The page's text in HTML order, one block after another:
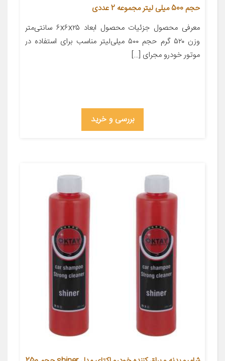
حجم 500 میلی لیتر مجموعه 2 عددی
معرفی محصول جزئیات محصول ابعاد ۶x۶x۲۵ سانتی‌متر
وزن ۵۲۰ گرم حجم ۵۰۰ میلی‌لیتر مناسب برای استفاده در
موتور خودرو مجرای […]
بررسی و خرید